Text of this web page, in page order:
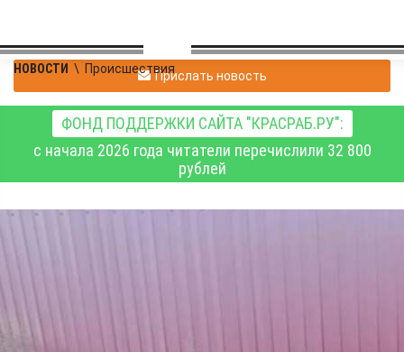
НОВОСТИ \ ПроисшествияПрислать новость
ФОНД ПОДДЕРЖКИ САЙТА "КРАСРАБ.РУ":
с начала 2026 года читатели перечислили 32 800
рублей
В Кемеровской области
15-летний питбайкер
сбил 11-летнюю
девочку на велосипеде